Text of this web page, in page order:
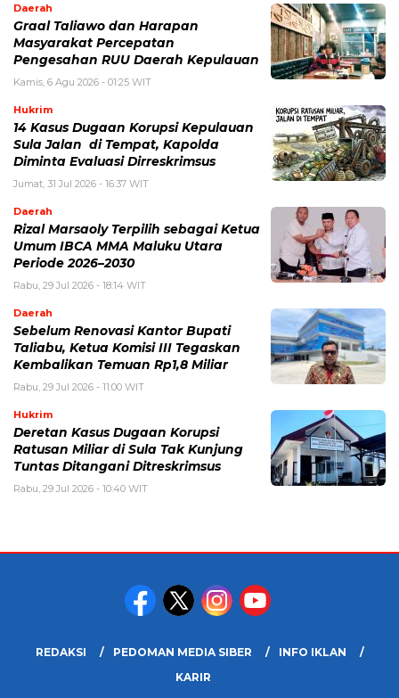
Daerah
Graal Taliawo dan Harapan
Masyarakat Percepatan
Pengesahan RUU Daerah Kepulauan
Kamis, 6 Agu 2026 - 01:25 WIT
Hukrim
14 Kasus Dugaan Korupsi Kepulauan
Sula Jalan di Tempat, Kapolda
Diminta Evaluasi Dirreskrimsus
Jumat, 31 Jul 2026 - 16:37 WIT
Daerah
Rizal Marsaoly Terpilih sebagai Ketua
Umum IBCA MMA Maluku Utara
Periode 2026–2030
Rabu, 29 Jul 2026 - 18:14 WIT
Daerah
Sebelum Renovasi Kantor Bupati
Taliabu, Ketua Komisi III Tegaskan
Kembalikan Temuan Rp1,8 Miliar
Rabu, 29 Jul 2026 - 11:00 WIT
Hukrim
Deretan Kasus Dugaan Korupsi
Ratusan Miliar di Sula Tak Kunjung
Tuntas Ditangani Ditreskrimsus
Rabu, 29 Jul 2026 - 10:40 WIT
REDAKSI PEDOMAN MEDIA SIBER
INFO IKLAN
KARIR